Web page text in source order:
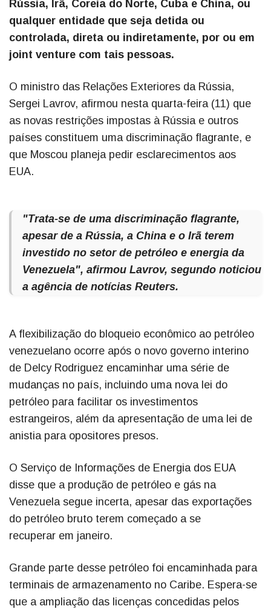
Rússia, Irã, Coreia do Norte, Cuba e China, ou
qualquer entidade que seja detida ou
controlada, direta ou indiretamente, por ou em
joint venture com tais pessoas.
O ministro das Relações Exteriores da Rússia,
Sergei Lavrov, afirmou nesta quarta-feira (11) que
as novas restrições impostas à Rússia e outros
países constituem uma discriminação flagrante, e
que Moscou planeja pedir esclarecimentos aos
EUA.
"Trata-se de uma discriminação flagrante,
apesar de a Rússia, a China e o Irã terem
investido no setor de petróleo e energia da
Venezuela", afirmou Lavrov, segundo noticiou
a agência de notícias Reuters.
A flexibilização do bloqueio econômico ao petróleo
venezuelano ocorre após o novo governo interino
de Delcy Rodriguez encaminhar uma série de
mudanças no país, incluindo uma nova lei do
petróleo para facilitar os investimentos
estrangeiros, além da apresentação de uma lei de
anistia para opositores presos.
O Serviço de Informações de Energia dos EUA
disse que a produção de petróleo e gás na
Venezuela segue incerta, apesar das exportações
do petróleo bruto terem começado a se
recuperar em janeiro.
Grande parte desse petróleo foi encaminhada para
terminais de armazenamento no Caribe. Espera-se
que a ampliação das licenças concedidas pelos